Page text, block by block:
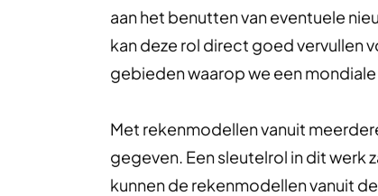
aan het benutten van eventuele
kan deze rol direct goed vervullen
gebieden waarop we een
Met rekenmodellen vanuit
gegeven. Een sleutelrol in dit werk
kunnen de rekenmodellen vanuit